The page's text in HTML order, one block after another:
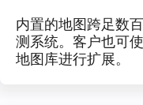
内置的地图跨足数
测系统。客户也可
地图库进行扩展。